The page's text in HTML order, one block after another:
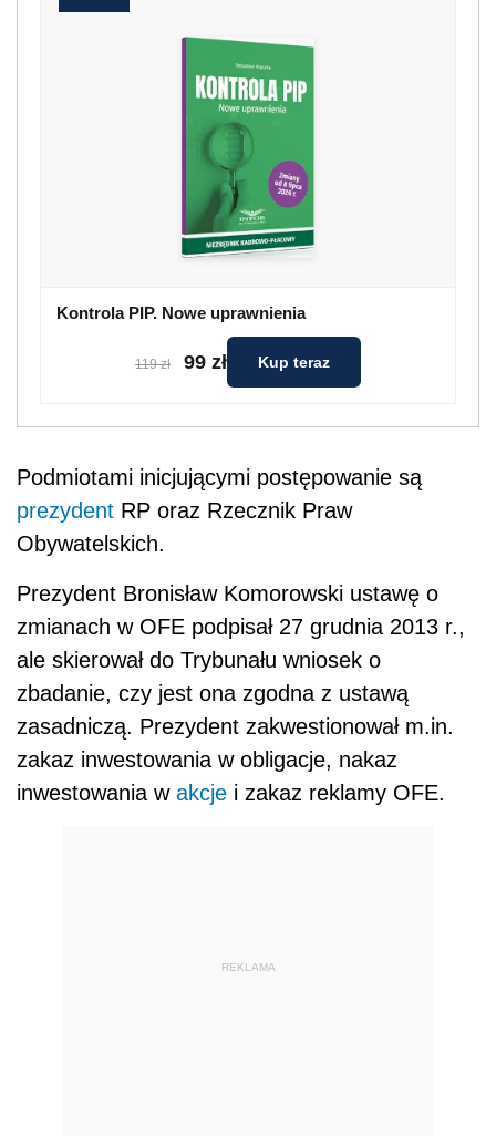
Kontrola PIP. Nowe uprawnienia
119 zł 99 zł Kup teraz
Podmiotami inicjującymi postępowanie są
prezydent RP oraz Rzecznik Praw
Obywatelskich.
Prezydent Bronisław Komorowski ustawę o
zmianach w OFE podpisał 27 grudnia 2013 r.,
ale skierował do Trybunału wniosek o
zbadanie, czy jest ona zgodna z ustawą
zasadniczą. Prezydent zakwestionował m.in.
zakaz inwestowania w obligacje, nakaz
inwestowania w akcje i zakaz reklamy OFE.
REKLAMA